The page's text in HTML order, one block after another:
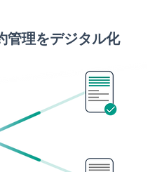
管理をデジタル化